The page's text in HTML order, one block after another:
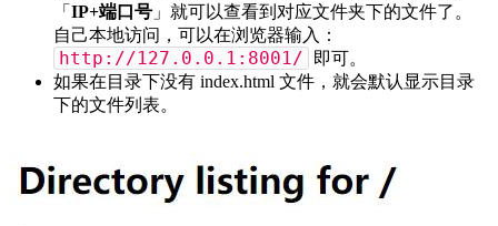
「 IP+端口号 」就可以查看到对应文件夹下的文件了。
自己本地访问，可以在浏览器输入：
http://127.0.0.1:8001/
即可。
如果在目录下没有 index.html 文件，就会默认显示目录
下的文件列表。